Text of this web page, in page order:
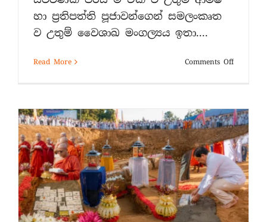
හා ප්‍රතිපත්ති පූජාවන්ගෙන් සමලංකෘත
ව උතුම් වෛශාඛ මංගල්‍යය ඉතා....
Read More Comments Offon
–
ශ්‍රී
බුද්ධ
වර්ෂ
2570